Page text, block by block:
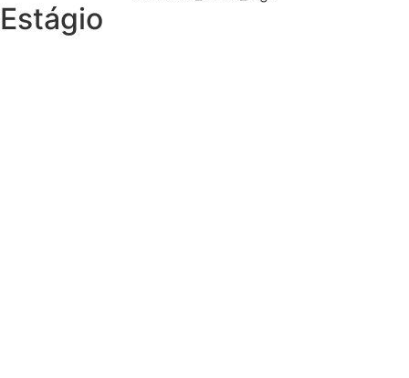
Estágio